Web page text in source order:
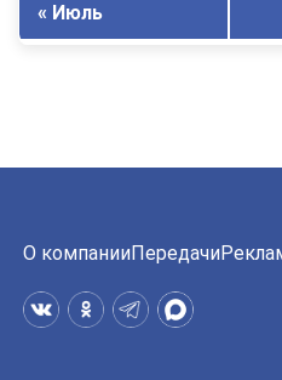
« Июль
О компанииПередачи